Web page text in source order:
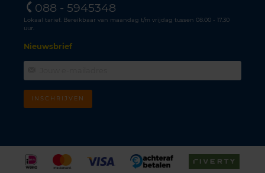
088 - 5945348
Lokaal tarief. Bereikbaar van maandag t/m vrijdag tussen 08.00 - 17.30
uur.
Nieuwsbrief
INSCHRIJVEN